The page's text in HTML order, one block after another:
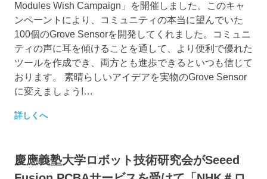
Modules Wish Campaign」を開催しました。このキャ
ンペーントにより、コミュニティの本当に望んでいた
100個のGrove Sensorを開発してくれました。コミュニ
ティの声に耳を傾けることを通して、より便利で優れた
ツールを作成でき、両方とも進歩できるといつも信じて
おります。 素晴らしいアイデアを実物のGrove Sensor
に変えましょう!…
詳しくへ
慶應義塾大学ロボット技術研究会がSeeed